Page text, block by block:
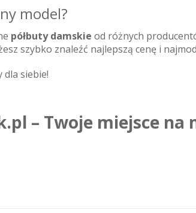
model?
półbuty damskie od różnych
szybko znaleźć najlepszą cenę i
dla siebie!
– Twoje miejsce na